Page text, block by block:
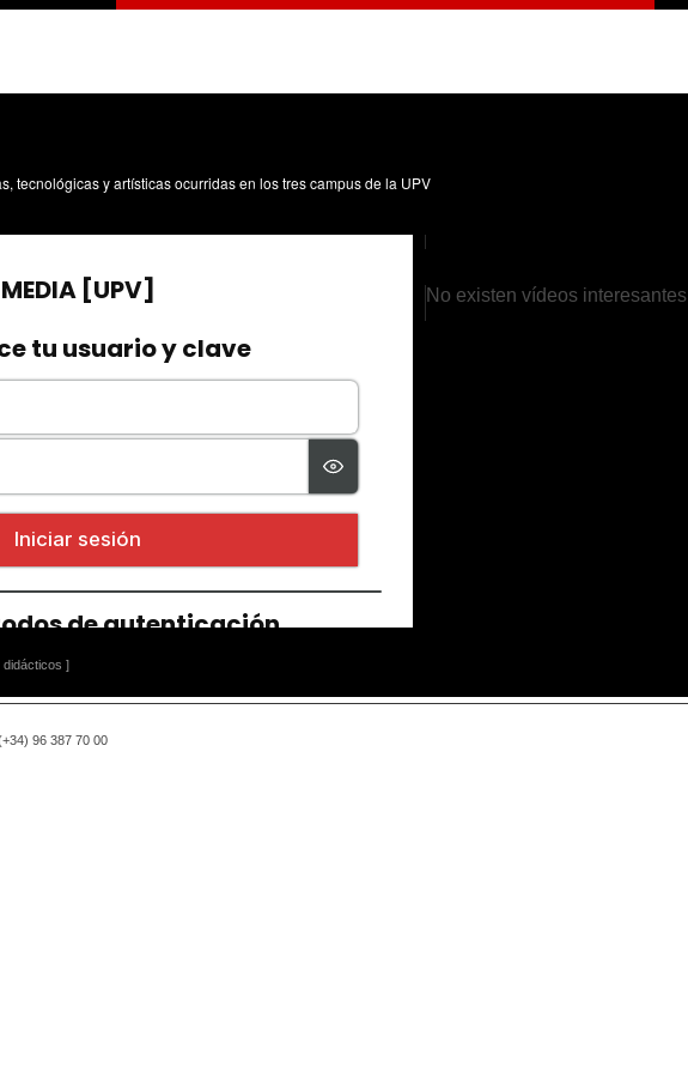
tecnológicas y artísticas ocurridas en los tres campus de la UPV
didácticos ]
No existen vídeos interesantes
96 387 70 00